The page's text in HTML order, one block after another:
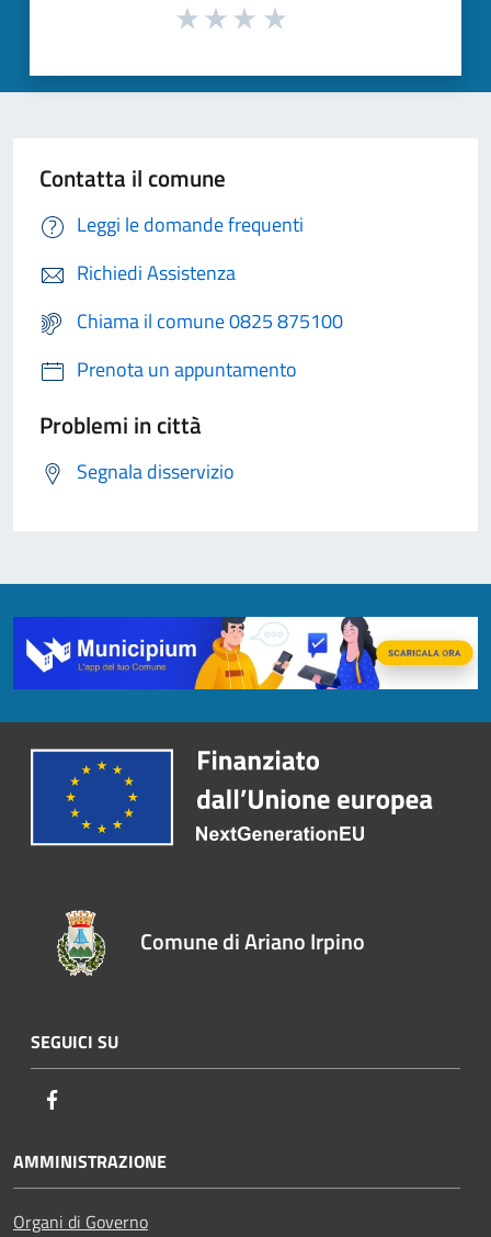
Contatta il comune
Leggi le domande frequenti
Richiedi Assistenza
Chiama il comune 0825 875100
Prenota un appuntamento
Problemi in città
Segnala disservizio
Comune di Ariano Irpino
SEGUICI SU
AMMINISTRAZIONE
Organi di Governo